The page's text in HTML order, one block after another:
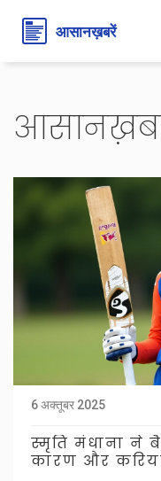
6 अक्तूबर 2025
स्मृति मंधाना ने
कारण और